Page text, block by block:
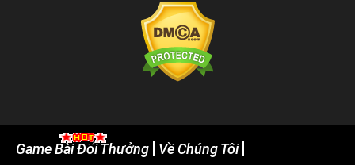
Game Bài Đổi Thưởng Về Chúng Tôi